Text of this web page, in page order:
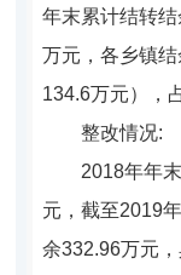
年末累计结转
万元，各乡镇
134.6万元），
整改情况:
2018年年
元，截至2019
余332.96万元，